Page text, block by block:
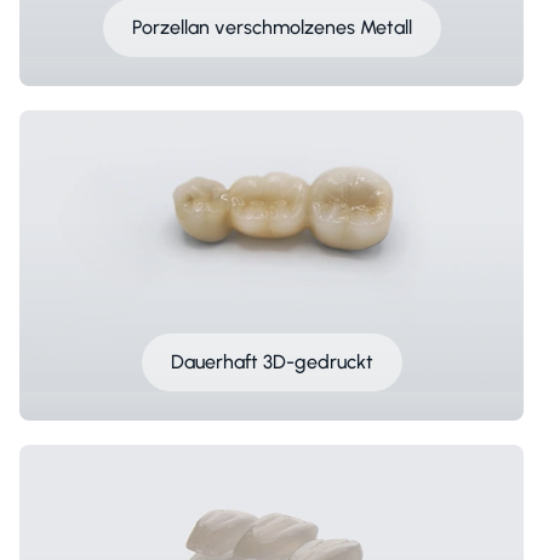
Porzellan verschmolzenes Metall
Dauerhaft 3D-gedruckt